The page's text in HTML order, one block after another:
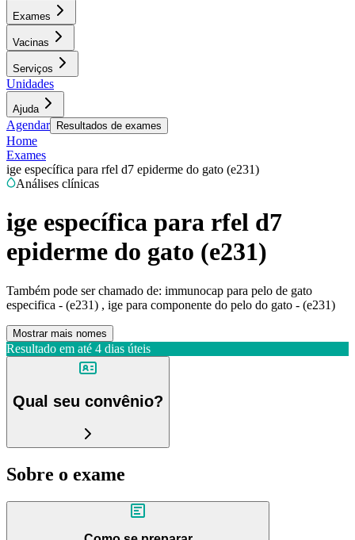
Exames
Vacinas
Serviços
Unidades
Ajuda
Agendar Resultados de exames
Home
Exames
ige específica para rfel d7 epiderme do gato (e231)
Análises clínicas
ige específica para rfel d7
epiderme do gato (e231)
Também pode ser chamado de: immunocap para pelo de gato
especifica - (e231) , ige para componente do pelo do gato - (e231)
Mostrar mais nomes
Resultado em até 4 dias úteis
Qual seu convênio?
Sobre o exame